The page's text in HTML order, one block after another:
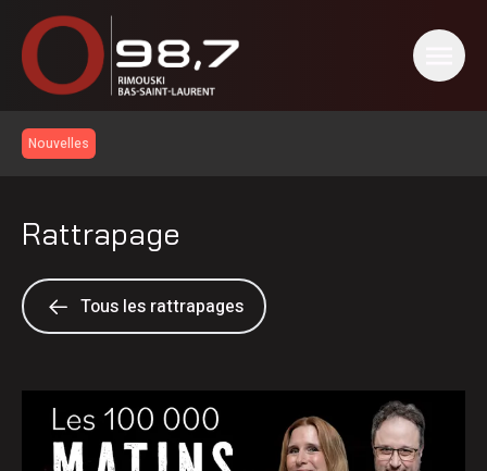
Nouvelles
Rattrapage
Tous les rattrapages